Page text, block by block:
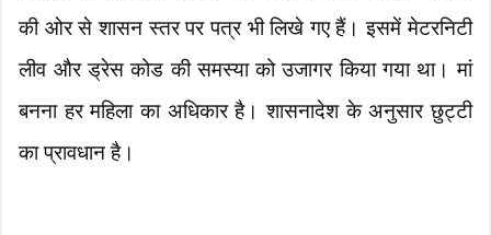
की ओर से शासन स्तर पर पत्र भी लिखे गए हैं। इसमें मेटरनिटी
लीव और ड्रेस कोड की समस्या को उजागर किया गया था। मां
बनना हर महिला का अधिकार है। शासनादेश के अनुसार छुट्टी
का प्रावधान है।